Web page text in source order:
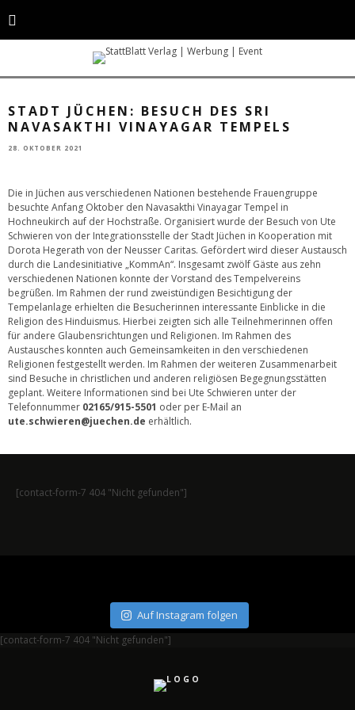
Die Besucherinnen mit Ute Schwieren (unten rechts) und Dorota Hegerath
(oben, dritte Person von links). © Stadt Jüchen
STADT JÜCHEN: BESUCH DES SRI
NAVASAKTHI VINAYAGAR TEMPELS
28. OKTOBER 2021
Die in Jüchen aus verschiedenen Nationen bestehende Frauengruppe
besuchte Anfang Oktober den Navasakthi Vinayagar Tempel in
Hochneukirch auf der Hochstraße. Organisiert wurde der Besuch von Ute
Schwieren von der Integrationsstelle der Stadt Jüchen in Kooperation mit
Dorota Hegerath von der Neusser Caritas. Gefördert wird dieser Austausch
durch die Landesinitiative „KommAn“. Insgesamt zwölf Gäste aus zehn
verschiedenen Nationen konnte der Vorstand des Tempelvereins
begrüßen. Im Rahmen der rund zweistündigen Besichtigung der
Tempelanlage erhielten die Besucherinnen interessante Einblicke in die
Religion des Hinduismus. Hierbei zeigten sich alle Teilnehmerinnen offen
für andere Glaubensrichtungen und Religionen. Im Rahmen des
Austausches konnten auch Gemeinsamkeiten in den verschiedenen
Religionen festgestellt werden. Im Rahmen der weiteren Zusammenarbeit
sind Besuche in christlichen und anderen religiösen Begegnungsstätten
geplant. Weitere Informationen sind bei Ute Schwieren unter der
Telefonnummer 02165/915-5501 oder per E-Mail an
ute.schwieren@juechen.de erhältlich.
[contact-form-7 404 "Nicht gefunden"]
Auf Instagram folgen
[contact-form-7 404 "Nicht gefunden"]